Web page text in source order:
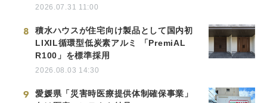
2026.07.31 11:00
8
積水ハウスが住宅向け製品として国内初
LIXIL循環型低炭素アルミ 「PremiAL
R100」を標準採用
2026.08.03 14:30
9
愛媛県「災害時医療提供体制確保事業」